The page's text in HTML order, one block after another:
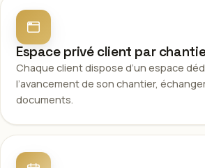
Espace privé client par
Chaque client dispose d’un espace
l’avancement de son chantier,
documents.